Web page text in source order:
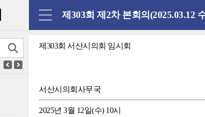
제303회 제2차 본회의(2025.03.12
제303회 서산시의회 임시회
서산시의회사무국
2025년 3월 12일(수) 10시